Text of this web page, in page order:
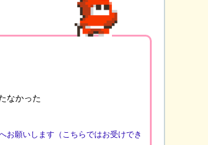
なかった
お願いします（こちらではお受けでき